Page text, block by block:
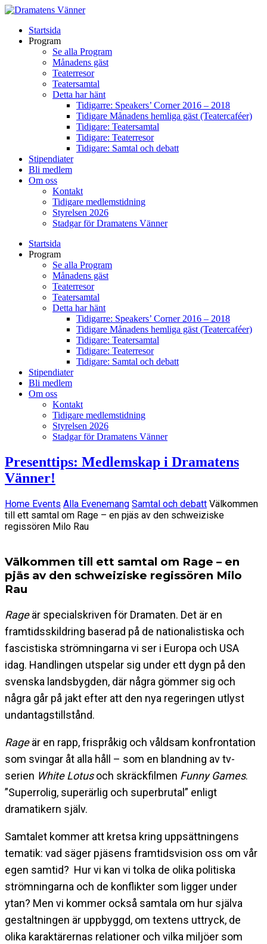
Startsida
Program
Se alla Program
Månadens gäst
Teaterresor
Teatersamtal
Detta har hänt
Tidigarre: Speakers’ Corner 2016 – 2018
Tidigare Månadens hemliga gäst (Teatercaféer)
Tidigare: Teatersamtal
Tidigare: Teaterresor
Tidigare: Samtal och debatt
Stipendiater
Bli medlem
Om oss
Kontakt
Tidigare medlemstidning
Styrelsen 2026
Stadgar för Dramatens Vänner
Startsida
Program
Se alla Program
Månadens gäst
Teaterresor
Teatersamtal
Detta har hänt
Tidigarre: Speakers’ Corner 2016 – 2018
Tidigare Månadens hemliga gäst (Teatercaféer)
Tidigare: Teatersamtal
Tidigare: Teaterresor
Tidigare: Samtal och debatt
Stipendiater
Bli medlem
Om oss
Kontakt
Tidigare medlemstidning
Styrelsen 2026
Stadgar för Dramatens Vänner
Presenttips: Medlemskap i Dramatens
Vänner!
Home Events Alla Evenemang Samtal och debatt Välkommen
till ett samtal om Rage – en pjäs av den schweiziske
regissören Milo Rau
Välkommen till ett samtal om Rage – en
pjäs av den schweiziske regissören Milo
Rau
Rageär specialskriven för Dramaten. Det är en
framtidsskildring baserad på de nationalistiska och
fascistiska strömningarna vi ser i Europa och USA
idag. Handlingen utspelar sig under ett dygn på den
svenska landsbygden, där några gömmer sig och
några går på jakt efter att den nya regeringen utlyst
undantagstillstånd.
Rageär en rapp, frispråkig och våldsam konfrontation
som svingar åt alla håll – som en blandning av tv-
serien White Lotusoch skräckfilmen Funny Games.
”Superrolig, superärlig och superbrutal” enligt
dramatikern själv.
Samtalet kommer att kretsa kring uppsättningens
tematik: vad säger pjäsens framtidsvision oss om vår
egen samtid? Hur vi kan vi tolka de olika politiska
strömningarna och de konflikter som ligger under
ytan? Men vi kommer också samtala om hur själva
gestaltningen är uppbyggd, om textens uttryck, de
olika karaktärernas relationer och vilka miljöer som